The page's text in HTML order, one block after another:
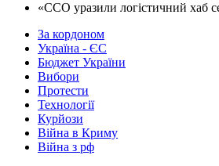
​«ССО уразили логістичний хаб
За кордоном
Україна - ЄС
Бюджет України
Вибори
Протести
Технології
Курйози
Війна в Криму
Війна з рф